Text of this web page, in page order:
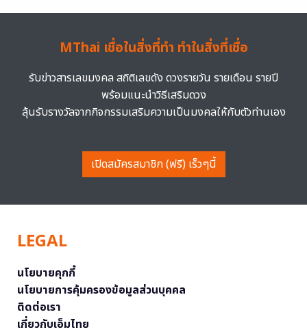
MThai เชื่อในสิ่งที่ทำ ทำในสิ่งที่เชื่อ
รับข่าวสารเลขมงคล สถิติเลขดัง ดวงรายวัน รายเดือน รายปี
พร้อมแนะนำวิธีเสริมดวง
ลุ้นรับรางวัลจากกิจกรรมเสริมความเป็นมงคลให้กับตัวท่านเอง
เปิดสมัครสมาชิก (ฟรี) เร็วๆนี้
LEGAL
นโยบายคุกกี้
นโยบายการคุ้มครองข้อมูลส่วนบุคคล
ติดต่อเรา
เกี่ยวกับเอ็มไทย